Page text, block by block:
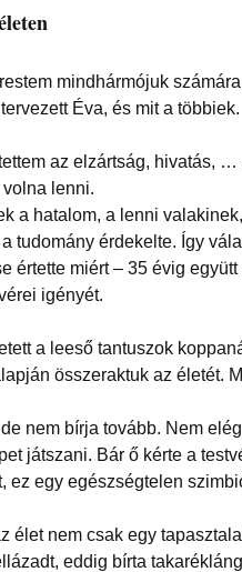
mindhármójuk
Éva, és mit a többiek.
az elzártság, hivatás,
lenni.
a hatalom, a lenni
tudomány érdekelte. Így
értette miért – 35 évig
igényét.
a leeső tantuszok
összeraktuk az életét.
nem bírja tovább. Nem
játszani. Bár ő kérte a
ez egy egészségtelen
élet nem csak egy
eddig bírta